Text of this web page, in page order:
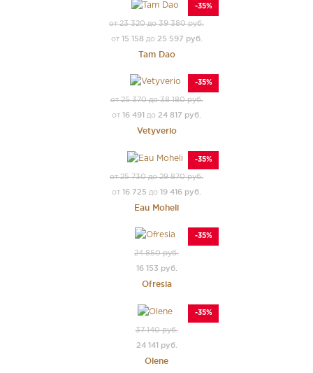
-35%
от 23 320 до 39 380 руб.
от 15 158до 25 597 руб.
Tam Dao
-35%
от 25 370 до 38 180 руб.
от 16 491 до 24 817 руб.
Vetyverio
-35%
от 25 730 до 29 870 руб.
от 16 725 до 19 416 руб.
Eau Moheli
-35%
24 850 руб.
16 153 руб.
Ofresia
-35%
37 140 руб.
24 141 руб.
Olene